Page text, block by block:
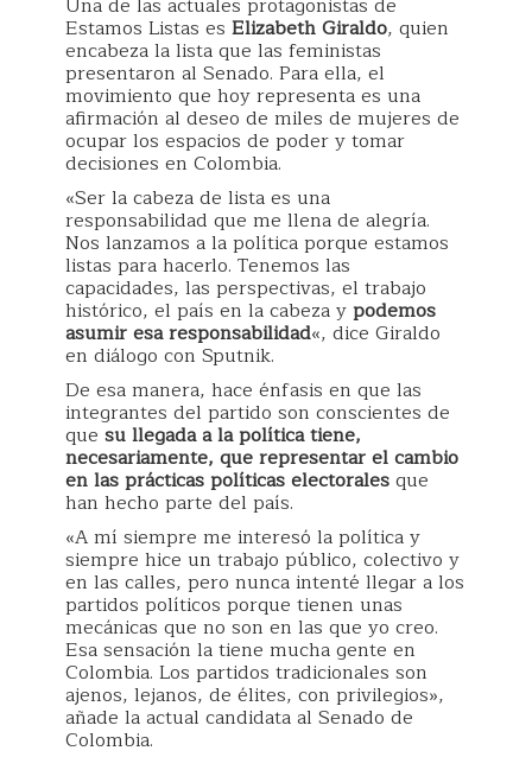
Estamos Listas es Elizabeth Giraldo, quien
encabeza la lista que las feministas
presentaron al Senado. Para ella, el
movimiento que hoy representa es una
afirmación al deseo de miles de mujeres de
ocupar los espacios de poder y tomar
decisiones en Colombia.
«Ser la cabeza de lista es una
responsabilidad que me llena de alegría.
Nos lanzamos a la política porque estamos
listas para hacerlo. Tenemos las
capacidades, las perspectivas, el trabajo
histórico, el país en la cabeza ypodemos
asumir esa responsabilidad«, dice Giraldo
en diálogo con Sputnik.
De esa manera, hace énfasis en que las
integrantes del partido son conscientes de
que su llegada a la política tiene,
necesariamente, que representar el cambio
en las prácticas políticas electoralesque
han hecho parte del país.
«A mí siempre me interesó la política y
siempre hice un trabajo público, colectivo y
en las calles, pero nunca intenté llegar a los
partidos políticos porque tienen unas
mecánicas que no son en las que yo creo.
Esa sensación la tiene mucha gente en
Colombia. Los partidos tradicionales son
ajenos, lejanos, de élites, con privilegios»,
añade la actual candidata al Senado de
Colombia.